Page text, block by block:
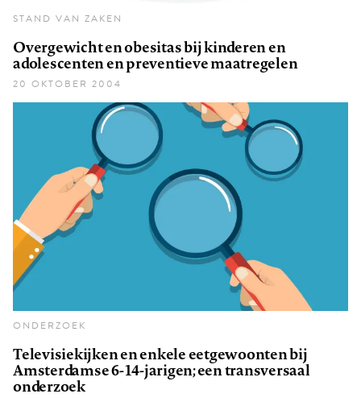
STAND VAN ZAKEN
Overgewicht en obesitas bij kinderen en
adolescenten en preventieve maatregelen
20 OKTOBER 2004
ONDERZOEK
Televisiekijken en enkele eetgewoonten bij
Amsterdamse 6-14-jarigen; een transversaal
onderzoek